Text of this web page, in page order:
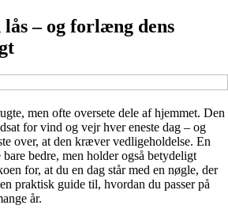
– og forlæng dens
men ofte oversete dele af hjemmet. Den
for vind og vejr hver eneste dag – og
over, at den kræver vedligeholdelse. En
bedre, men holder også betydeligt
for, at du en dag står med en nøgle, der
praktisk guide til, hvordan du passer på
år.